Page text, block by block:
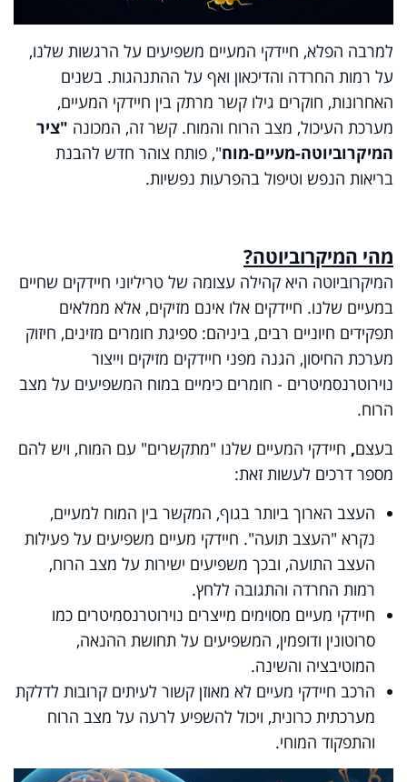
למרבה הפלא, חיידקי המעיים משפיעים על הרגשות שלנו,
על רמות החרדה והדיכאון ואף על ההתנהגות. בשנים
האחרונות, חוקרים גילו קשר מרתק בין חיידקי המעיים,
מערכת העיכול, מצב הרוח והמוח. קשר זה, המכונה "ציר
המיקרוביוטה-מעיים-מוח", פותח צוהר חדש להבנת
בריאות הנפש וטיפול בהפרעות נפשיות.
מהי המיקרוביוטה?
המיקרוביוטה היא קהילה עצומה של טריליוני חיידקים שחיים
במעיים שלנו. חיידקים אלו אינם מזיקים, אלא ממלאים
תפקידים חיוניים רבים, ביניהם: ספיגת חומרים מזינים, חיזוק
מערכת החיסון, הגנה מפני חיידקים מזיקים וייצור
נוירוטרנסמיטרים - חומרים כימיים במוח המשפיעים על מצב
הרוח.
בעצם, חיידקי המעיים שלנו "מתקשרים" עם המוח, ויש להם
מספר דרכים לעשות זאת:
העצב הארוך ביותר בגוף, המקשר בין המוח למעיים,
נקרא "העצב תועה". חיידקי מעיים משפיעים על פעילות
העצב התועה, ובכך משפיעים ישירות על מצב הרוח,
רמות החרדה והתגובה ללחץ.
חיידקי מעיים מסוימים מייצרים נוירוטרנסמיטרים כמו
סרוטונין ודופמין, המשפיעים על תחושת ההנאה,
המוטיבציה והשינה.
הרכב חיידקי מעיים לא מאוזן קשור לעיתים קרובות לדלקת
מערכתית כרונית, ויכול להשפיע לרעה על מצב הרוח
והתפקוד המוחי.